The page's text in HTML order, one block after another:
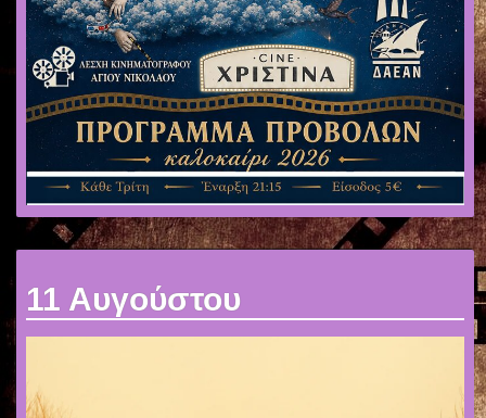
ΧΟΡΗΓΟΙ
ΕΠΙΚΟΙΝΩΝΙΑ
11 Αυγούστου